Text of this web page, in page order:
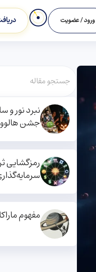
ورود / عضویت
نبرد نور و
جشن
رمزگشایی
مفهوم